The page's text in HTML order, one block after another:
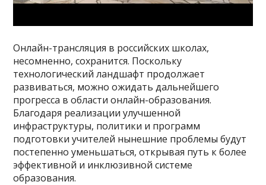
Онлайн-трансляция в российских школах,
несомненно, сохранится. Поскольку
технологический ландшафт продолжает
развиваться, можно ожидать дальнейшего
прогресса в области онлайн-образования.
Благодаря реализации улучшенной
инфраструктуры, политики и программ
подготовки учителей нынешние проблемы будут
постепенно уменьшаться, открывая путь к более
эффективной и инклюзивной системе
образования.